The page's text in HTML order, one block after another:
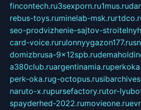
fincontech.ru3sexporn.ru1mus.ru
rebus-toys.ruminelab-msk.ru
seo-prodvizhenie-sajtov-
card-voice.rurulonnyygazon177.ru
domizbrusa-9x12spb.ru
a380club.ruargentinamia.ru
perk-oka.rug-octopus.ru
naruto-x.rupursefactory.rutor-
spayderhed-2022.rumovieone.ru